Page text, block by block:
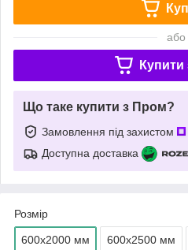
або
Купити
Що таке купити з Пром?
Замовлення під захистом
Доступна доставка
Розмір
600х2000 мм 600х2500 мм